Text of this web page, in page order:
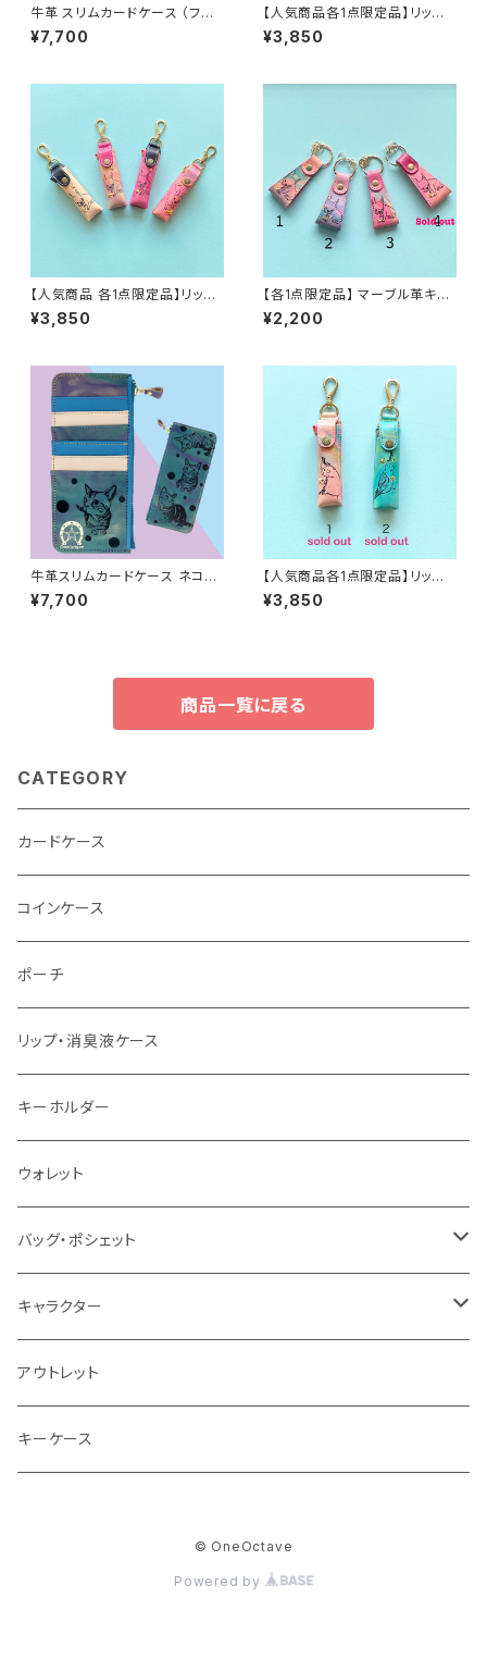
牛革 スリムカードケース （フレ
ブル）
¥7,700
【人気商品各1点限定品】リップ&
消毒ケース（L）アトマイザー付
(マンチカンブルー)
¥3,850
【人気商品 各1点限定品】リップ
&消毒ケース（L）アトマイザー付
(フレブルピンク)
¥3,850
【各1点限定品】 マーブル革キー
ホルダー（フレブルピンク）
¥2,200
牛革スリムカードケース ネコ柄
ブルー
¥7,700
【人気商品各1点限定品】リップ&
消毒ケース（L）アトマイザー付
(オカメインコ)
¥3,850
商品一覧に戻る
CATEGORY
カードケース
コインケース
ポーチ
リップ・消臭液ケース
キーホルダー
ウォレット
バッグ・ポシェット
バッグ・ポシェット
ショルダー
キャラクター
ネコ
フレブル
アウトレット
キーケース
© OneOctave
Powered by